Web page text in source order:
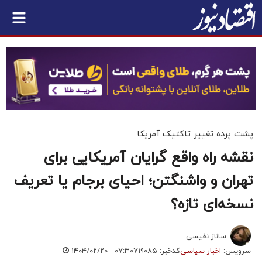
پشت پرده تغییر تاکتیک آمریکا
نقشه راه واقع گرایان آمریکایی برای
تهران و واشنگتن؛ احیای برجام یا تعریف
نسخه‌ای تازه؟
ساناز نفیسی
سرویس: اخبار سیاسیکدخبر: ۷۱۹۰۸۵ ۱۴۰۴/۰۲/۲۰ - ۰۷:۳۰